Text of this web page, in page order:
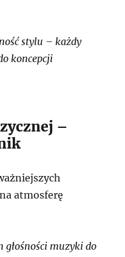
stylu – każdy
koncepcji
–
atmosferę
głośności muzyki do